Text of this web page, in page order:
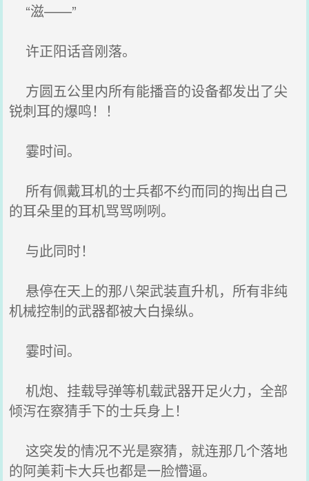
“滋——”
许正阳话音刚落。
方圆五公里内所有能播音的设备都发出了尖
锐刺耳的爆鸣！！
霎时间。
所有佩戴耳机的士兵都不约而同的掏出自己
的耳朵里的耳机骂骂咧咧。
与此同时！
悬停在天上的那八架武装直升机，所有非纯
机械控制的武器都被大白操纵。
霎时间。
机炮、挂载导弹等机载武器开足火力，全部
倾泻在察猜手下的士兵身上！
这突发的情况不光是察猜，就连那几个落地
的阿美莉卡大兵也都是一脸懵逼。